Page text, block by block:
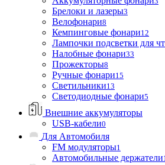
Брелоки и лазеры3
Велофонари8
Кемпинговые фонари12
Лампочки подсветки для
Налобные фонари33
Прожекторы8
Ручные фонари15
Светильники13
Светодиодные фонари5
Внешние аккумуляторы
USB-кабели0
Для Автомобиля
FM модуляторы1
Автомобильные держатели